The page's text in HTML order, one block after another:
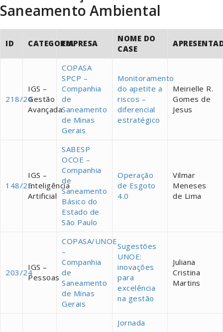
Saneamento Ambiental
ID CATEGORIAEMPRESA
NOME DO
CASE
218/24
IGS –
Gestão
Avançada
COPASA
SPCP –
Companhia
de
Saneamento
de Minas
Gerais
Monitoramento
do apetite a
riscos –
diferencial
estratégico
Meirielle R.
Gomes de
Jesus
148/25
IGS –
Inteligência
Artificial
SABESP
OCOE –
Companhia
de
Saneamento
Básico do
Estado de
São Paulo
Operação
de Esgoto
4.0
Vilmar
Meneses
de Lima
203/24
IGS –
Pessoas
COPASA/UNOE
–
Companhia
de
Saneamento
de Minas
Gerais
Sugestões
UNOE:
inovações
para
excelência
na gestão
Juliana
Cristina
Martins
Jornada